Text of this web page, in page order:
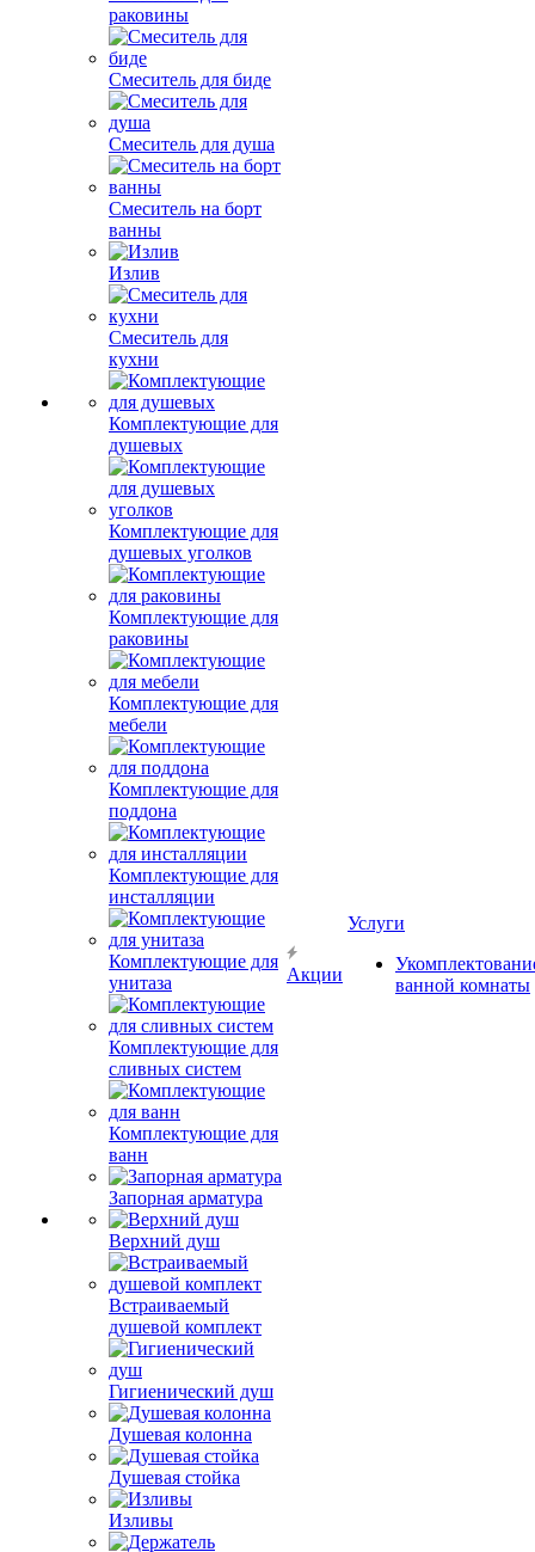
раковины
Смеситель для биде
Смеситель для душа
Смеситель на борт
ванны
Излив
Смеситель для
кухни
Комплектующие для
душевых
Комплектующие для
душевых уголков
Комплектующие для
раковины
Комплектующие для
мебели
Комплектующие для
поддона
Комплектующие для
инсталляции
Комплектующие для
унитаза
Комплектующие для
сливных систем
Комплектующие для
ванн
Запорная арматура
Верхний душ
Встраиваемый
душевой комплект
Гигиенический душ
Душевая колонна
Душевая стойка
Изливы
Акции
Услуги
ванной комнаты